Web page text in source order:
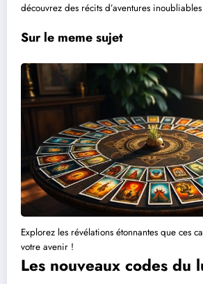
découvrez des récits d’aventures inoubliables
Sur le meme sujet
Explorez les révélations étonnantes que ces
votre avenir !
Les nouveaux codes du